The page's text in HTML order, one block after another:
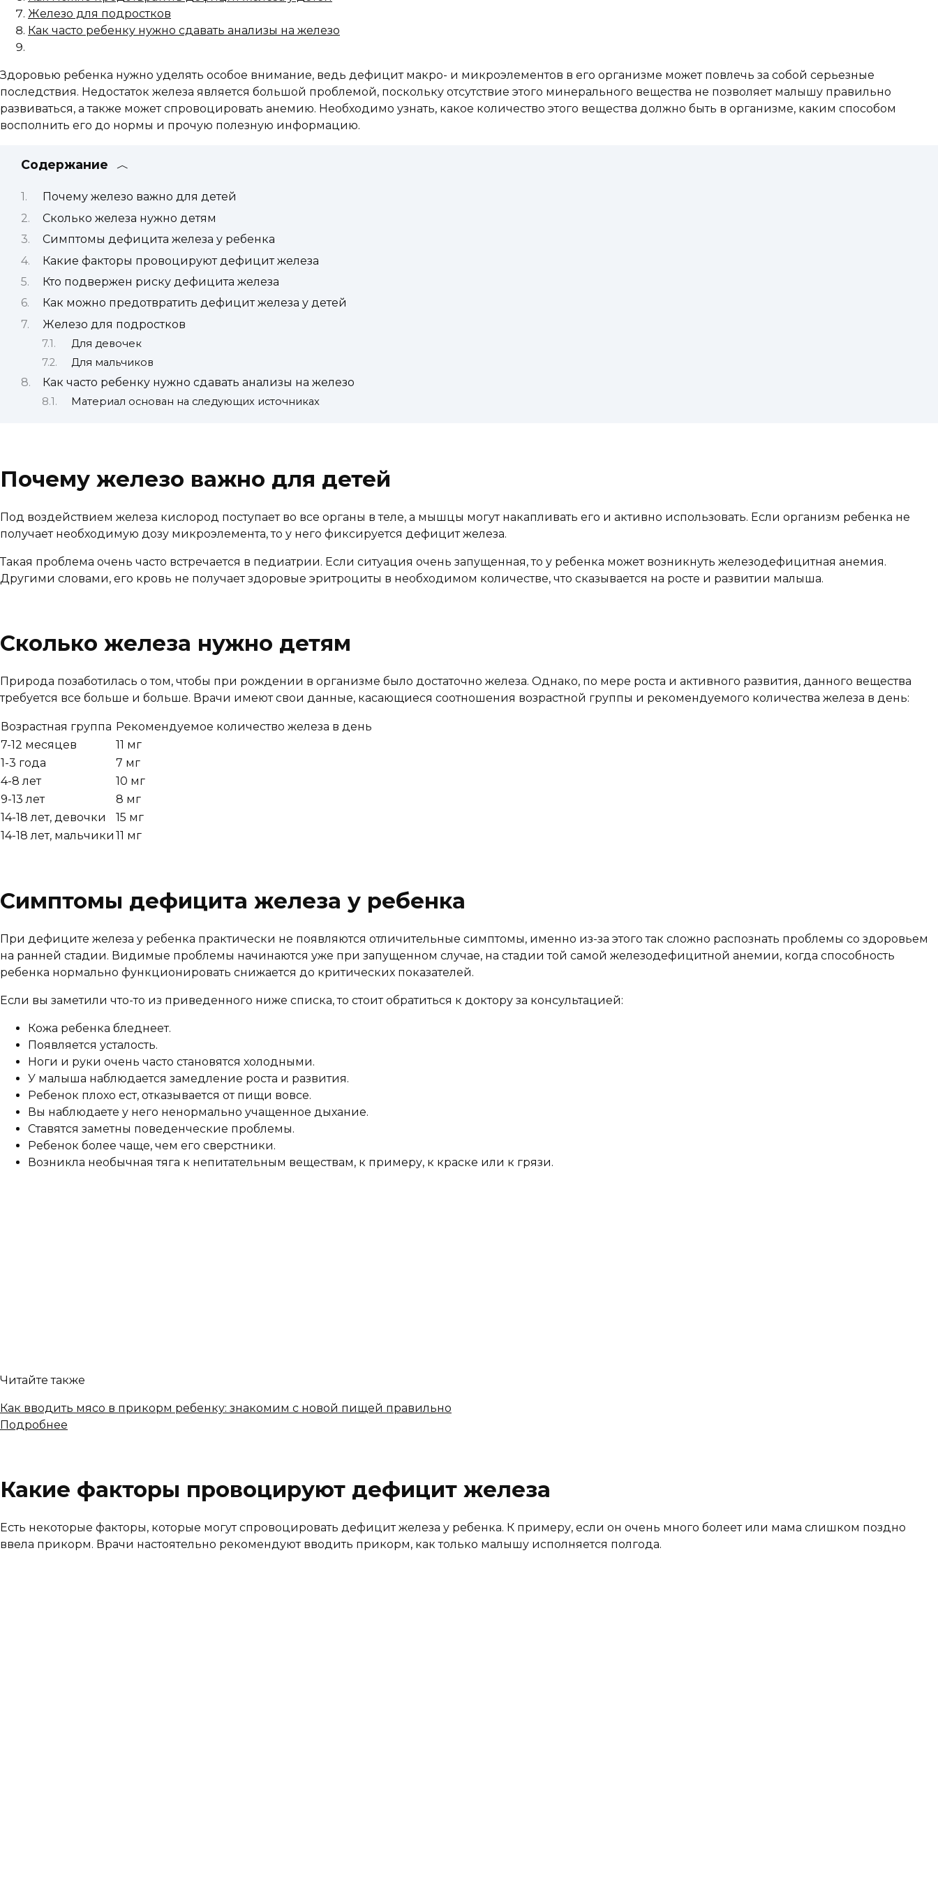
Железо для подростков
Как часто ребенку нужно сдавать анализы на железо
Здоровью ребенка нужно уделять особое внимание, ведь дефицит макро- и микроэлементов в его организме может повлечь за собой серьезные
последствия. Недостаток железа является большой проблемой, поскольку отсутствие этого минерального вещества не позволяет малышу правильно
развиваться, а также может спровоцировать анемию. Необходимо узнать, какое количество этого вещества должно быть в организме, каким способом
восполнить его до нормы и прочую полезную информацию.
Содержание
Почему железо важно для детей
Сколько железа нужно детям
Симптомы дефицита железа у ребенка
Какие факторы провоцируют дефицит железа
Кто подвержен риску дефицита железа
Как можно предотвратить дефицит железа у детей
Железо для подростков
Для девочек
Для мальчиков
Как часто ребенку нужно сдавать анализы на железо
Материал основан на следующих источниках
Почему железо важно для детей
Под воздействием железа кислород поступает во все органы в теле, а мышцы могут накапливать его и активно использовать. Если организм ребенка не
получает необходимую дозу микроэлемента, то у него фиксируется дефицит железа.
Такая проблема очень часто встречается в педиатрии. Если ситуация очень запущенная, то у ребенка может возникнуть железодефицитная анемия.
Другими словами, его кровь не получает здоровые эритроциты в необходимом количестве, что сказывается на росте и развитии малыша.
Сколько железа нужно детям
Природа позаботилась о том, чтобы при рождении в организме было достаточно железа. Однако, по мере роста и активного развития, данного вещества
требуется все больше и больше. Врачи имеют свои данные, касающиеся соотношения возрастной группы и рекомендуемого количества железа в день:
Возрастная группа Рекомендуемое количество железа в день
7-12 месяцев
11 мг
1-3 года
7 мг
4-8 лет
10 мг
9-13 лет
8 мг
14-18 лет, девочки
15 мг
14-18 лет, мальчики 11 мг
Симптомы дефицита железа у ребенка
При дефиците железа у ребенка практически не появляются отличительные симптомы, именно из-за этого так сложно распознать проблемы со здоровьем
на ранней стадии. Видимые проблемы начинаются уже при запущенном случае, на стадии той самой железодефицитной анемии, когда способность
ребенка нормально функционировать снижается до критических показателей.
Если вы заметили что-то из приведенного ниже списка, то стоит обратиться к доктору за консультацией:
Кожа ребенка бледнеет.
Появляется усталость.
Ноги и руки очень часто становятся холодными.
У малыша наблюдается замедление роста и развития.
Ребенок плохо ест, отказывается от пищи вовсе.
Вы наблюдаете у него ненормально учащенное дыхание.
Ставятся заметны поведенческие проблемы.
Ребенок более чаще, чем его сверстники.
Возникла необычная тяга к непитательным веществам, к примеру, к краске или к грязи.
Читайте также
Как вводить мясо в прикорм ребенку: знакомим с новой пищей правильно
Подробнее
Какие факторы провоцируют дефицит железа
Есть некоторые факторы, которые могут спровоцировать дефицит железа у ребенка. К примеру, если он очень много болеет или мама слишком поздно
ввела прикорм. Врачи настоятельно рекомендуют вводить прикорм, как только малышу исполняется полгода.